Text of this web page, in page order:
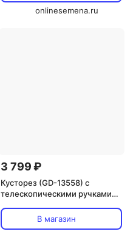
onlinesemena.ru
3 799 ₽
Кусторез (GD-13558) с
телескопическими ручками
В магазин